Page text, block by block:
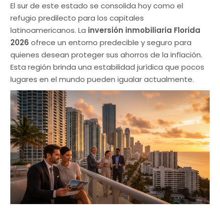
El sur de este estado se consolida hoy como el
refugio predilecto para los capitales
latinoamericanos. La inversión inmobiliaria Florida
2026 ofrece un entorno predecible y seguro para
quienes desean proteger sus ahorros de la inflación.
Esta región brinda una estabilidad jurídica que pocos
lugares en el mundo pueden igualar actualmente.